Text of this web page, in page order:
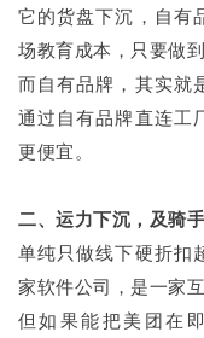
它的货盘下沉，自有
场教育成本，只要做
而自有品牌，其实就
通过自有品牌直连工
更便宜。
二、运力下沉，及骑手
单纯只做线下硬折扣
家软件公司，是一家
但如果能把美团在